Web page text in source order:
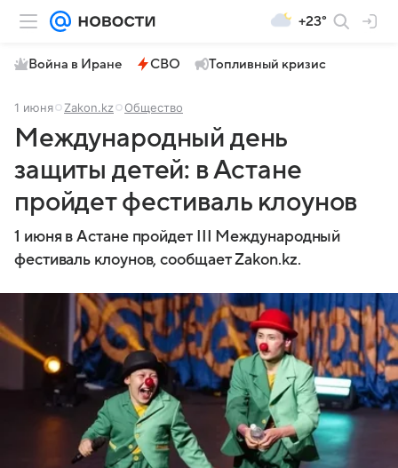
+23°
Война в Иране СВО Топливный кризис
1 июня Zakon.kz Общество
Международный день
защиты детей: в Астане
пройдет фестиваль клоунов
1 июня в Астане пройдет III Международный
фестиваль клоунов, сообщает Zakon.kz.